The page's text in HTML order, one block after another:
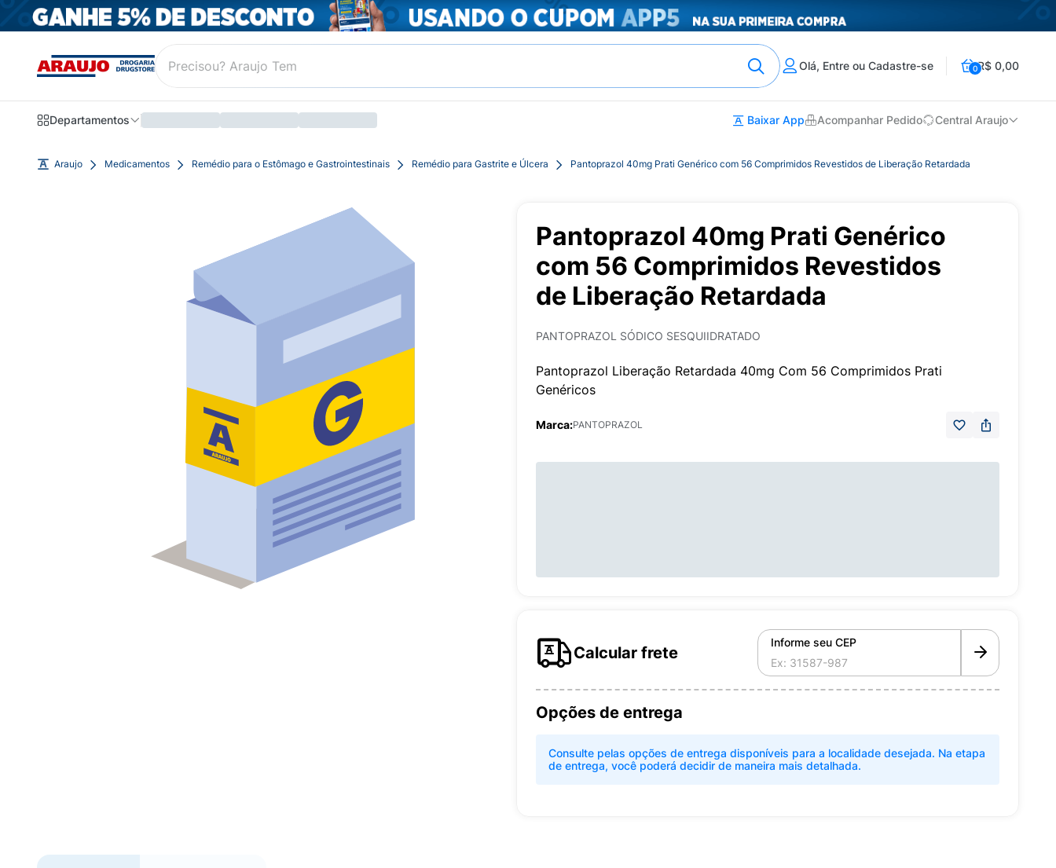
Olá, Entre ou Cadastre-se 0R$ 0,00
Departamentos Baixar App Acompanhar Pedido Central Araujo
Araujo Medicamentos Remédio para o Estômago e Gastrointestinais Remédio para Gastrite e Úlcera Pantoprazol 40mg Prati Genérico com 56 Comprimidos Revestidos de Liberação Retardada
Pantoprazol 40mg Prati Genérico
com 56 Comprimidos Revestidos
de Liberação Retardada
PANTOPRAZOL SÓDICO SESQUIIDRATADO
Pantoprazol Liberação Retardada 40mg Com 56 Comprimidos Prati
Genéricos
Marca:PANTOPRAZOL
Calcular frete
Informe seu CEP
Opções de entrega
Consulte pelas opções de entrega disponíveis para a localidade desejada. Na etapa
de entrega, você poderá decidir de maneira mais detalhada.